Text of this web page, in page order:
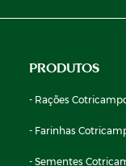
PRODUTOS
- Rações
- Farinhas
- Sementes